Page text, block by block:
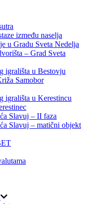
između naselja
u Gradu Sveta Nedelja
– Grad Sveta
igrališta u Bestovju
Samobor
igrališta u Kerestincu
Slavuj – II faza
Slavuj – matični objekt